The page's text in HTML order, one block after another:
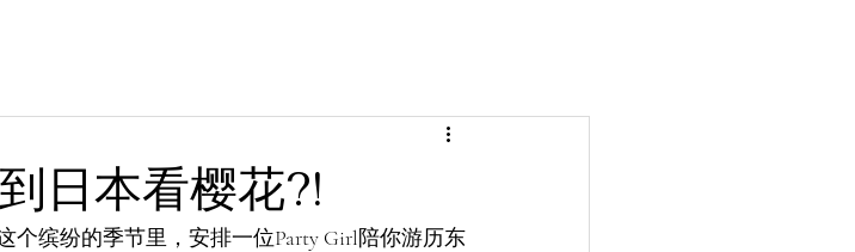
日本看樱花?!
缤纷的季节里，安排一位Party Girl陪你游历东